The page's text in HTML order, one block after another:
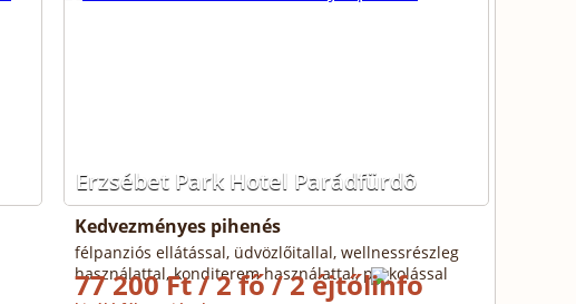
Erzsébet Park Hotel Parádfürdô
Kedvezményes pihenés
félpanziós ellátással, üdvözlőitallal, wellnessrészleg
használattal, konditerem használattal, parkolással
77 200 Ft / 2 fő / 2 éjtől